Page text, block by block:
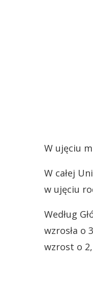
W ujęciu
W całej
w ujęciu
Według
wzrosła o
wzrost o